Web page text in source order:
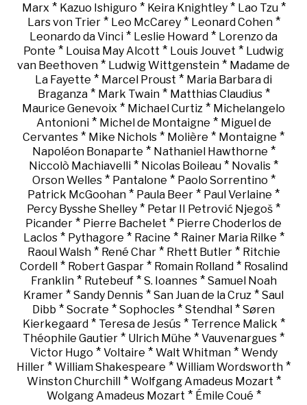
Marx * Kazuo Ishiguro * Keira Knightley* Lao Tzu*
Lars von Trier* Leo McCarey* Leonard Cohen*
Leonardo da Vinci * Leslie Howard * Lorenzo da
Ponte * Louisa May Alcott * Louis Jouvet * Ludwig
van Beethoven * Ludwig Wittgenstein * Madame de
La Fayette * Marcel Proust * Maria Barbara di
Braganza* Mark Twain* Matthias Claudius*
Maurice Genevoix * Michael Curtiz * Michelangelo
Antonioni* Michel de Montaigne * Miguel de
Cervantes * Mike Nichols * Molière * Montaigne *
Napoléon Bonaparte * Nathaniel Hawthorne *
Niccolò Machiavelli * Nicolas Boileau * Novalis *
Orson Welles* Pantalone * Paolo Sorrentino *
Patrick McGoohan * Paula Beer * Paul Verlaine *
Percy Bysshe Shelley * Petar II Petrović Njegoš *
Picander * Pierre Bachelet * Pierre Choderlos de
Laclos* Pythagore * Racine * Rainer Maria Rilke *
Raoul Walsh* René Char* Rhett Butler* Ritchie
Cordell * Robert Gaspar* Romain Rolland* Rosalind
Franklin* Rutebeuf* S. Ioannes* Samuel Noah
Kramer * Sandy Dennis * San Juan de la Cruz * Saul
Dibb * Socrate * Sophocles * Stendhal * Søren
Kierkegaard* Teresa de Jesús* Terrence Malick *
Théophile Gautier * Ulrich Mühe * Vauvenargues *
Victor Hugo * Voltaire * Walt Whitman* Wendy
Hiller * William Shakespeare * William Wordsworth *
Winston Churchill * Wolfgang Amadeus Mozart *
Wolgang Amadeus Mozart * Émile Coué *